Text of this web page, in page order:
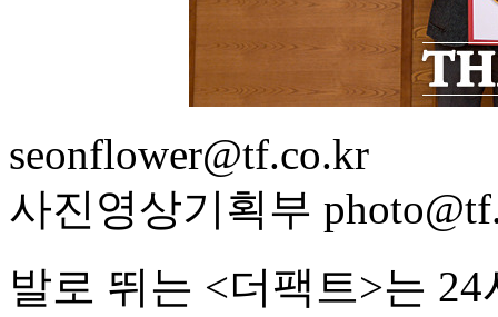
seonflower@tf.co.kr
사진영상기획부
발로 뛰는 <더팩트>는